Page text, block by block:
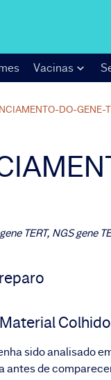
Vacinas
DO-GENE-
TERT, NGS gene
sido analisado
antes de